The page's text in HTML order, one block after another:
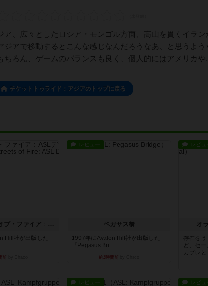
、広々としたロシア・モンゴル方面、高山を貫くイラン
ジアで移動するとこんな感じなんだろうなあ、と思うよう
ちろん、ゲームのバランスも良く、個人的にはアメリカや
チケットトゥライド：アジアのトップに戻る
ストリート・オブ・ファイア：ASLデラックスモジュール1
Hill社が出版した
前
レビュー
ペガサス橋
1997年にAvalon Hill社が出版した
『Pegasus Bri...
約2時間前
レビュ
オ
存在を
ど、セ
カプレと
レビュー レビュ